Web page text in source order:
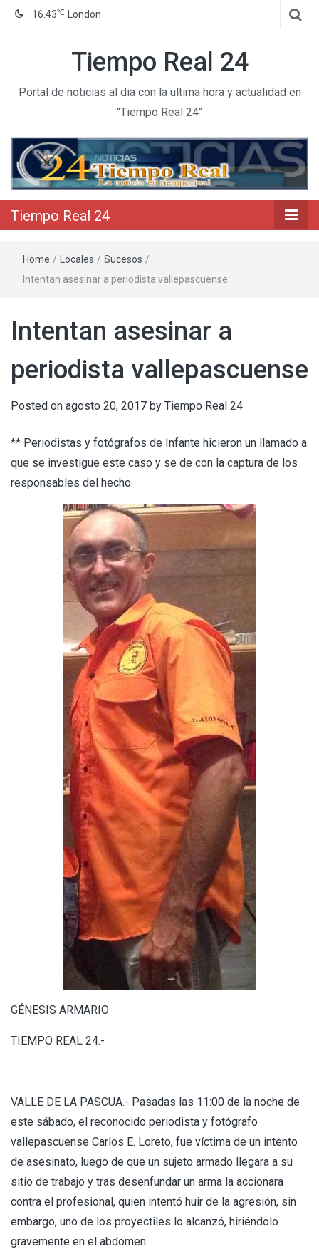
16.43℃ London
Tiempo Real 24
Portal de noticias al dia con la ultima hora y actualidad en
"Tiempo Real 24"
Tiempo Real 24
Home / Locales / Sucesos /
Intentan asesinar a periodista vallepascuense
Intentan asesinar a
periodista vallepascuense
Posted on agosto 20, 2017 by Tiempo Real 24
** Periodistas y fotógrafos de Infante hicieron un llamado a
que se investigue este caso y se de con la captura de los
responsables del hecho.
GÉNESIS ARMARIO
TIEMPO REAL 24.-
VALLE DE LA PASCUA.- Pasadas las 11:00 de la noche de
este sábado, el reconocido periodista y fotógrafo
vallepascuense Carlos E. Loreto, fue víctima de un intento
de asesinato, luego de que un sujeto armado llegara a su
sitio de trabajo y tras desenfundar un arma la accionara
contra el profesional, quien intentó huir de la agresión, sin
embargo, uno de los proyectiles lo alcanzó, hiriéndolo
gravemente en el abdomen.